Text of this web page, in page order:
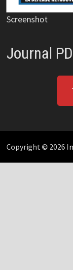
Screenshot
Journal
Copyright © 2026